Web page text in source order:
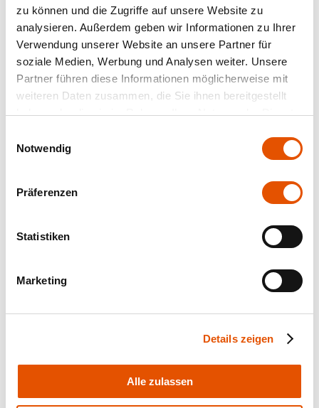
zu können und die Zugriffe auf unsere Website zu
analysieren. Außerdem geben wir Informationen zu Ihrer
Verwendung unserer Website an unsere Partner für
soziale Medien, Werbung und Analysen weiter. Unsere
Partner führen diese Informationen möglicherweise mit
weiteren Daten zusammen, die Sie ihnen bereitgestellt
haben oder die sie im Rahmen Ihrer Nutzung der Dienste
Notwendig
Präferenzen
Statistiken
Marketing
Details zeigen
Alle zulassen